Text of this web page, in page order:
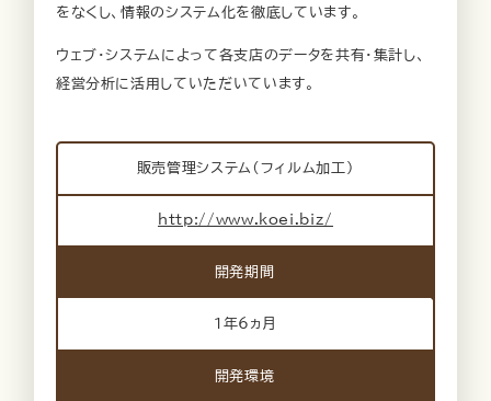
をなくし、情報のシステム化を徹底しています。
ウェブ・システムによって各支店のデータを共有・集計し、
経営分析に活用していただいています。
販売管理システム（フィルム加工）
http://www.koei.biz/
開発期間
1年6ヵ月
開発環境